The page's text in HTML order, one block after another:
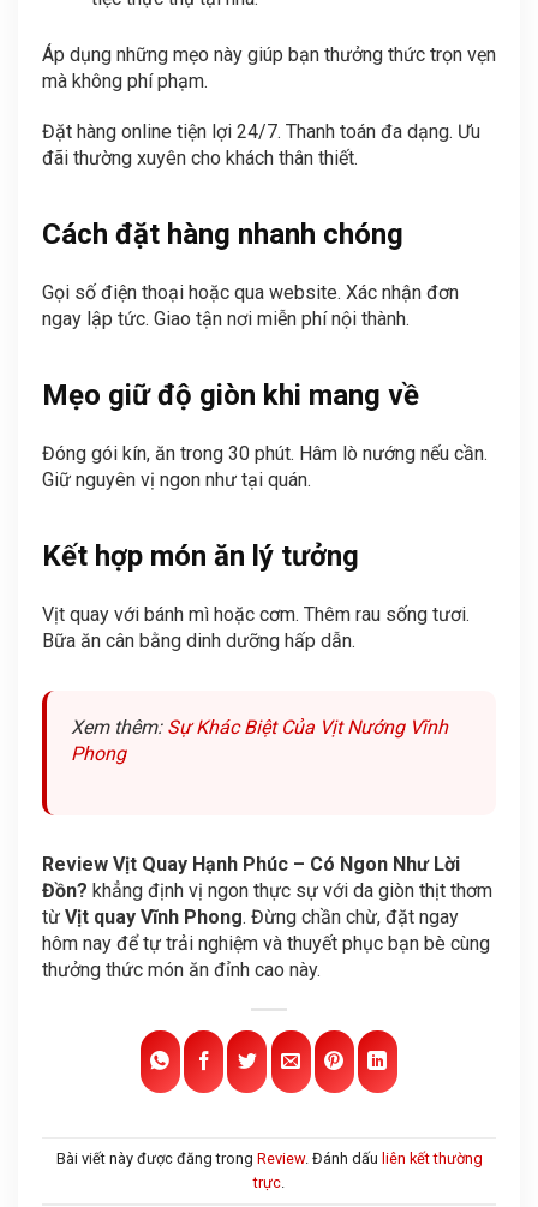
Áp dụng những mẹo này giúp bạn thưởng thức trọn vẹn
mà không phí phạm.
Đặt hàng online tiện lợi 24/7. Thanh toán đa dạng. Ưu
đãi thường xuyên cho khách thân thiết.
Cách đặt hàng nhanh chóng
Gọi số điện thoại hoặc qua website. Xác nhận đơn
ngay lập tức. Giao tận nơi miễn phí nội thành.
Mẹo giữ độ giòn khi mang về
Đóng gói kín, ăn trong 30 phút. Hâm lò nướng nếu cần.
Giữ nguyên vị ngon như tại quán.
Kết hợp món ăn lý tưởng
Vịt quay với bánh mì hoặc cơm. Thêm rau sống tươi.
Bữa ăn cân bằng dinh dưỡng hấp dẫn.
Xem thêm: Sự Khác Biệt Của Vịt Nướng Vĩnh
Phong
Review Vịt Quay Hạnh Phúc – Có Ngon Như Lời
Đồn? khẳng định vị ngon thực sự với da giòn thịt thơm
từ Vịt quay Vĩnh Phong. Đừng chần chừ, đặt ngay
hôm nay để tự trải nghiệm và thuyết phục bạn bè cùng
thưởng thức món ăn đỉnh cao này.
Bài viết này được đăng trong Review. Đánh dấu liên kết thường
trực